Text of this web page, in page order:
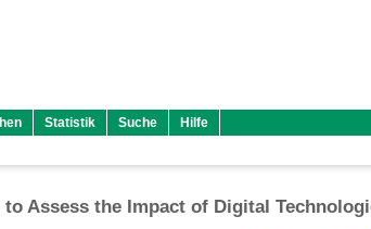
Statistik Suche Hilfe
to Assess the Impact of Digital